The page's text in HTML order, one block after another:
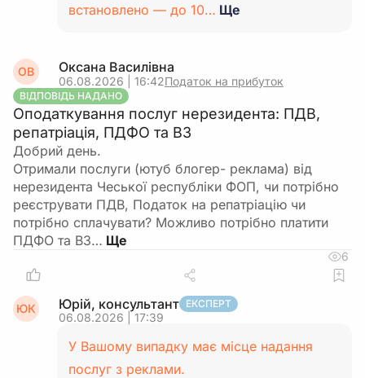
встановлено — до 10… Ще
ОВ Оксана Василівна
06.08.2026 | 16:42Податок на прибуток
ВІДПОВІДЬ НАДАНО
Оподаткування послуг нерезидента: ПДВ,
репатріація, ПДФО та ВЗ
Добрий день.
Отримали послуги (ютуб блогер- реклама) від
нерезидента Чеської республіки ФОП, чи потрібно
реєструвати ПДВ, Податок на репатріацію чи
потрібно сплачувати? Можливо потрібно платити
ПДФО та ВЗ…
6
ЮК Юрій, консультант ЕКСПЕРТ
06.08.2026 | 17:39
У Вашому випадку має місце надання
послуг з реклами.